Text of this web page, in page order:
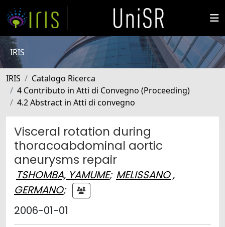
IRIS
IRIS
Catalogo Ricerca
4 Contributo in Atti di Convegno (Proceeding)
4.2 Abstract in Atti di convegno
Visceral rotation during
thoracoabdominal aortic
aneurysms repair
TSHOMBA, YAMUME; MELISSANO ,
GERMANO;
2006-01-01